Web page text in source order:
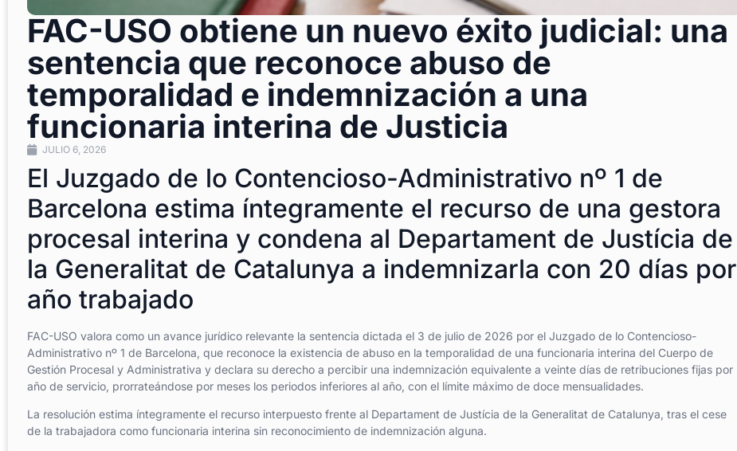
FAC-USO obtiene un nuevo éxito judicial: una
sentencia que reconoce abuso de
temporalidad e indemnización a una
funcionaria interina de Justicia
JULIO 6, 2026
El Juzgado de lo Contencioso-Administrativo nº 1 de
Barcelona estima íntegramente el recurso de una gestora
procesal interina y condena al Departament de Justícia de
la Generalitat de Catalunya a indemnizarla con 20 días por
año trabajado
FAC-USO valora como un avance jurídico relevante la sentencia dictada el 3 de julio de 2026 por el Juzgado de lo Contencioso-
Administrativo nº 1 de Barcelona, que reconoce la existencia de abuso en la temporalidad de una funcionaria interina del Cuerpo de
Gestión Procesal y Administrativa y declara su derecho a percibir una indemnización equivalente a veinte días de retribuciones fijas por
año de servicio, prorrateándose por meses los periodos inferiores al año, con el límite máximo de doce mensualidades.
La resolución estima íntegramente el recurso interpuesto frente al Departament de Justícia de la Generalitat de Catalunya, tras el cese
de la trabajadora como funcionaria interina sin reconocimiento de indemnización alguna.